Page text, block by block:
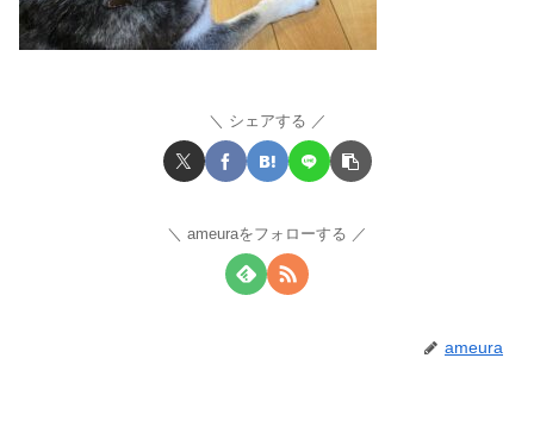
シェアする
ameuraをフォローする
ameura